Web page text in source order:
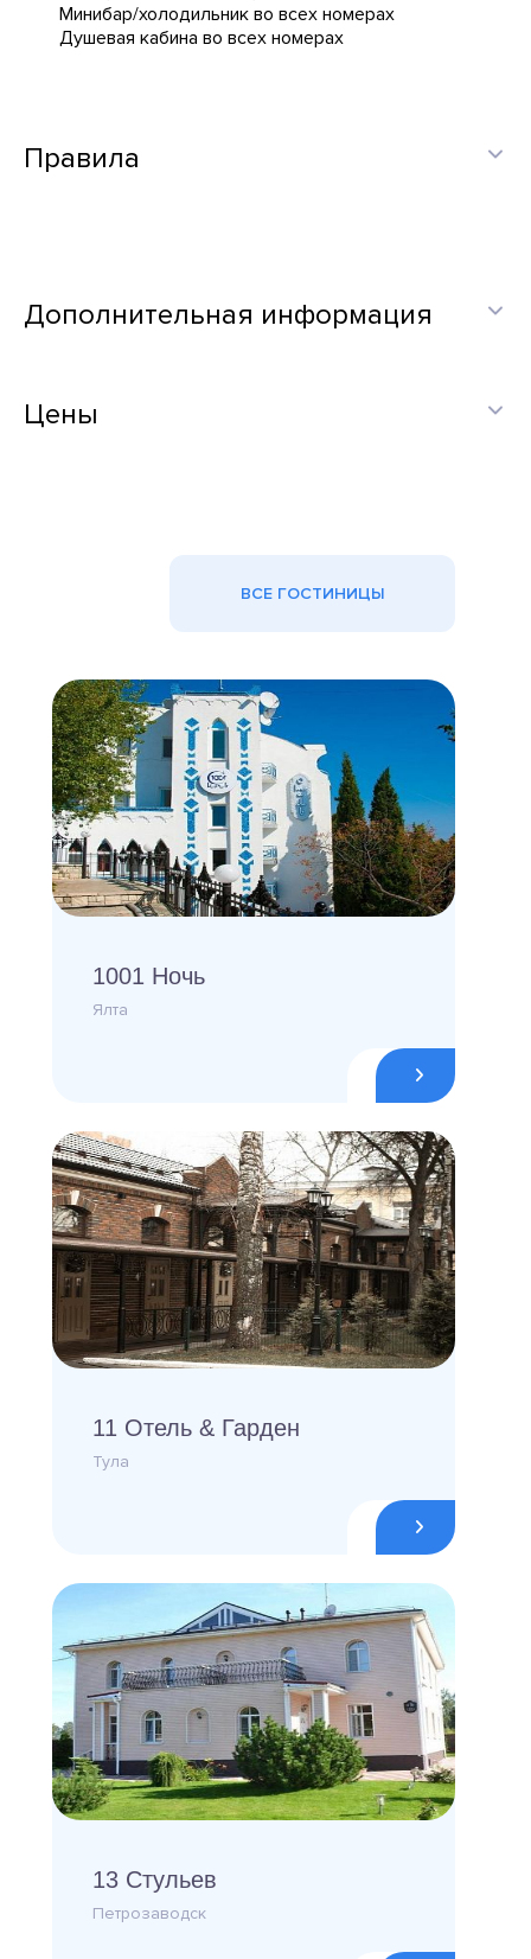
Минибар/холодильник во всех номерах
Душевая кабина во всех номерах
Правила
Дополнительная информация
Цены
ВСЕ ГОСТИНИЦЫ
1001 Ночь
Ялта
11 Отель & Гарден
Тула
13 Стульев
Петрозаводск